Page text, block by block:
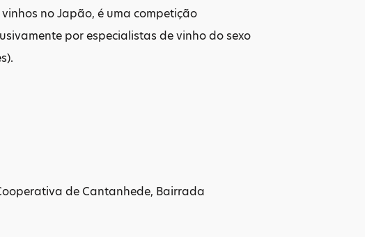
no Japão, é uma competição
por especialistas de vinho do sexo
de Cantanhede, Bairrada